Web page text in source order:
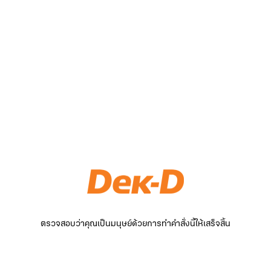
ตรวจสอบว่าคุณเป็นมนุษย์ด้วยการทำคำสั่งนี้ให้เสร็จสิ้น